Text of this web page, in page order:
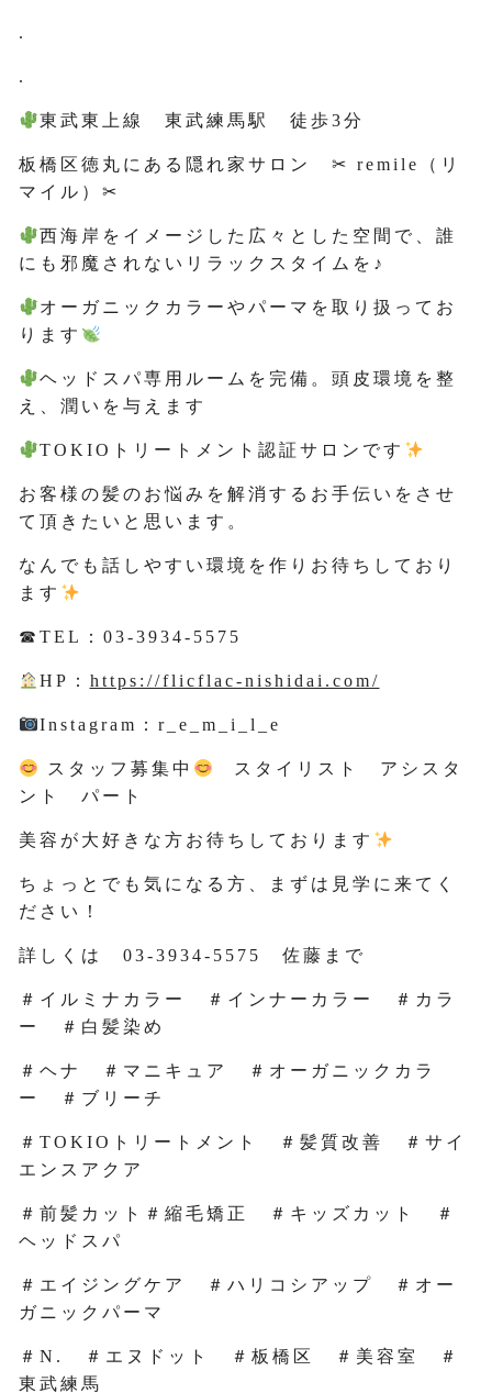
.
.
東武東上線 東武練馬駅 徒歩3分
板橋区徳丸にある隠れ家サロン ✂ remile（リ
マイル）✂
西海岸をイメージした広々とした空間で、誰
にも邪魔されないリラックスタイムを♪
オーガニックカラーやパーマを取り扱ってお
ります
ヘッドスパ専用ルームを完備。頭皮環境を整
え、潤いを与えます
TOKIOトリートメント認証サロンです
お客様の髪のお悩みを解消するお手伝いをさせ
て頂きたいと思います。
なんでも話しやすい環境を作りお待ちしており
ます
☎TEL：03-3934-5575
HP： https://flicflac-nishidai.com/
Instagram：r_e_m_i_l_e
スタッフ募集中
スタイリスト アシスタ
ント パート
美容が大好きな方お待ちしております
ちょっとでも気になる方、まずは見学に来てく
ださい！
詳しくは 03-3934-5575 佐藤まで
＃イルミナカラー ＃インナーカラー ＃カラ
ー ＃白髪染め
＃ヘナ ＃マニキュア ＃オーガニックカラ
ー ＃ブリーチ
＃TOKIOトリートメント ＃髪質改善 ＃サイ
エンスアクア
＃前髪カット＃縮毛矯正 ＃キッズカット ＃
ヘッドスパ
＃エイジングケア ＃ハリコシアップ ＃オー
ガニックパーマ
＃N. ＃エヌドット ＃板橋区 ＃美容室 ＃
東武練馬